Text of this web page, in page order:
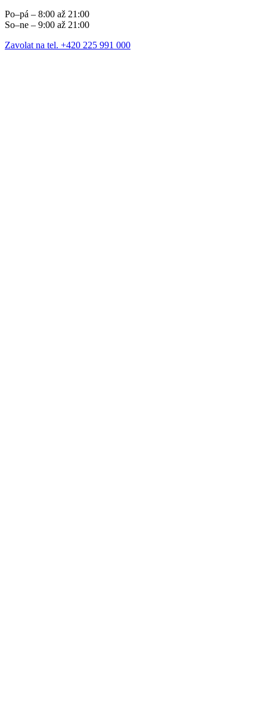
Po–pá – 8:00 až 21:00
So–ne – 9:00 až 21:00
Zavolat na tel. +420 225 991 000